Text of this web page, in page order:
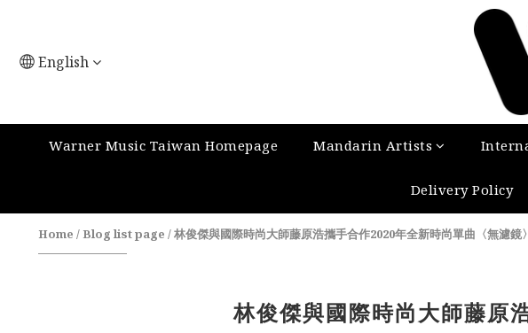
English
Warner Music Taiwan Homepage Mandarin Artists
Delivery Policy
Home / Blog list page /林俊傑與國際時尚大師藤原浩攜手合作2020年全新時尚單曲〈無濾鏡〉
林俊傑與國際時尚大師藤原